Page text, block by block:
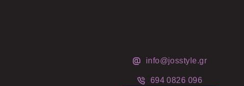
info@josstyle.gr
694 0826 096